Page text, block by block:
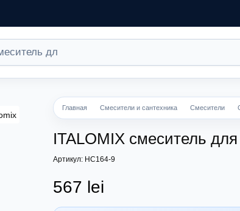
Главная Смесители и сантехника Смесители
ITALOMIX смеситель
Артикул: HC164-9
567 lei